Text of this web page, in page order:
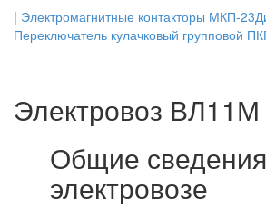
| Электромагнитные контакторы МКП-
Переключатель кулачковый групповой
Электровоз ВЛ11М
Общие
электровозе